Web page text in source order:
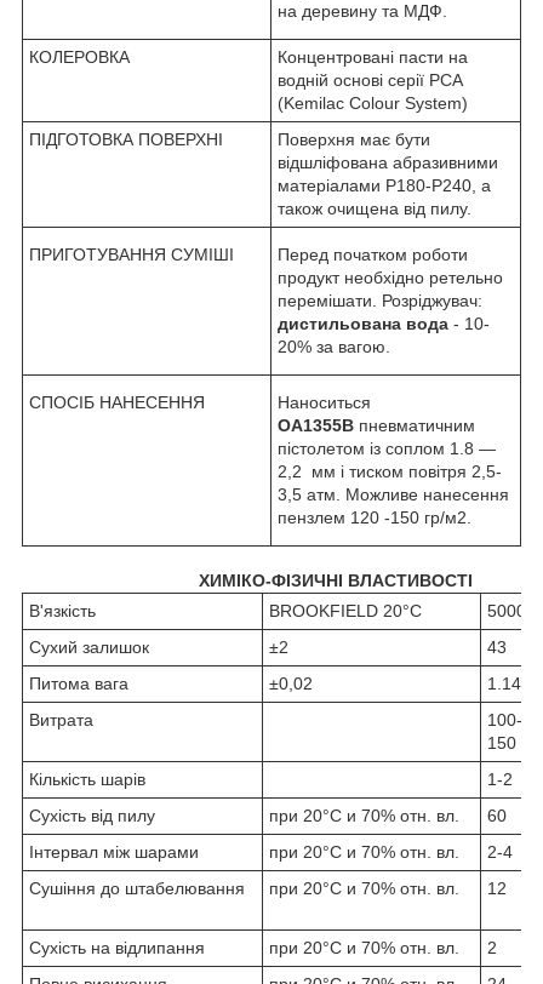
на деревину та МДФ.
КОЛЕРОВКА
Концентровані пасти на
водній основі серії PCA
(Kemilac Colour System)
ПІДГОТОВКА ПОВЕРХНІ
Поверхня має бути
відшліфована абразивними
матеріалами Р180-P240, а
також очищена від пилу.
ПРИГОТУВАННЯ СУМІШІ
Перед початком роботи
продукт необхідно ретельно
перемішати. Розріджувач:
дистильована вода - 10-
20% за вагою.
СПОСІБ НАНЕСЕННЯ
Наноситься
OA1355B пневматичним
пістолетом із соплом 1.8 —
2,2 мм і тиском повітря 2,5-
3,5 атм. Можливе нанесення
пензлем 120 -150 гр/м2.
ХИМІКО-ФІЗИЧНІ ВЛАСТИВОСТІ
В'язкість
BROOKFIELD 20°C
5000
Сухий залишок
±2
43
Питома вага
±0,02
1.14
Витрата
100-
150
Кількість шарів
1-2
Сухість від пилу
при 20°C и 70% отн. вл.
60
Інтервал між шарами
при 20°C и 70% отн. вл.
2-4
Сушіння до штабелювання
при 20°C и 70% отн. вл. 12
Сухість на відлипання при 20°C и 70% отн. вл.
2